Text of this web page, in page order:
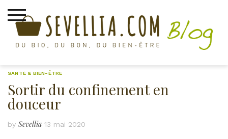
content
SANTÉ & BIEN-ÊTRE
Sortir du confinement en
douceur
by Sevellia 13 mai 2020